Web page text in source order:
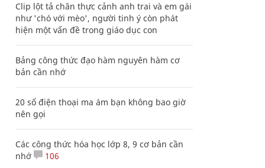
Clip lột tả chân thực cảnh anh trai và em gái
như 'chó với mèo', người tinh ý còn phát
hiện một vấn đề trong giáo dục con
Bảng công thức đạo hàm nguyên hàm cơ
bản cần nhớ
20 số điện thoại ma ám bạn không bao giờ
nên gọi
Các công thức hóa học lớp 8, 9 cơ bản cần
nhớ
106